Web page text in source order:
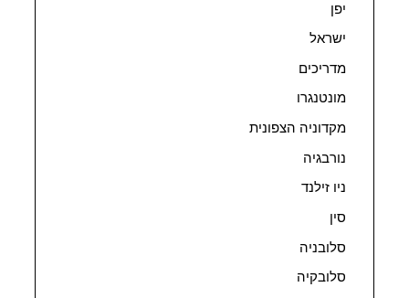
יפן
ישראל
מדריכים
מונטנגרו
מקדוניה הצפונית
נורבגיה
ניו זילנד
סין
סלובניה
סלובקיה